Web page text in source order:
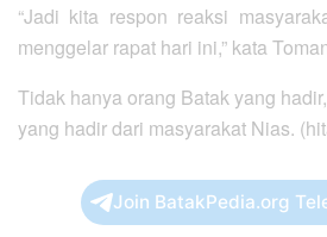
“Jadi kita respon reaksi
menggelar rapat hari ini,” kata
Tidak hanya orang Batak yang
yang hadir dari masyarakat Nias.
Join BatakPedia.org